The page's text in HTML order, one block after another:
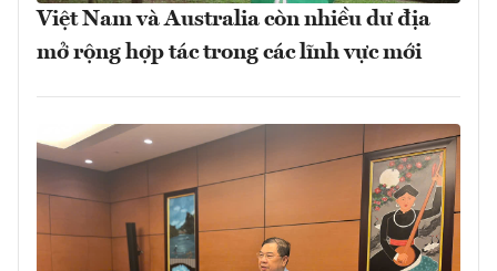
Việt Nam và Australia còn nhiều dư địa
mở rộng hợp tác trong các lĩnh vực mới